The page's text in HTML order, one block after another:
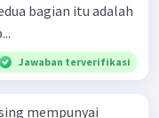
bagian itu adalah
Jawaban terverifikasi
mempunyai